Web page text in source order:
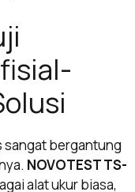
sangat bergantung
NOVOTEST TS-
alat ukur biasa,